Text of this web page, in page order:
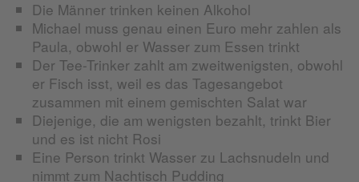
Die Männer trinken keinen Alkohol
Michael muss genau einen Euro mehr zahlen als
Paula, obwohl er Wasser zum Essen trinkt
Der Tee-Trinker zahlt am zweitwenigsten, obwohl
er Fisch isst, weil es das Tagesangebot
zusammen mit einem gemischten Salat war
Diejenige, die am wenigsten bezahlt, trinkt Bier
und es ist nicht Rosi
Eine Person trinkt Wasser zu Lachsnudeln und
nimmt zum Nachtisch Pudding